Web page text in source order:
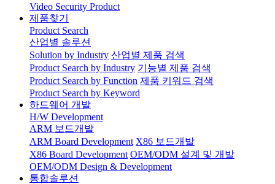
Video Security Product
제품찾기
Product Search
산업별 솔루션
Solution by Industry 산업별 제품 검색
Product Search by Industry 기능별 제품 검색
Product Search by Function 제품 키워드 검색
Product Search by Keyword
하드웨어 개발
H/W Development
ARM 보드개발
ARM Board Development X86 보드개발
X86 Board Development OEM/ODM 설계 및 개발
OEM/ODM Design & Development
통합솔루션